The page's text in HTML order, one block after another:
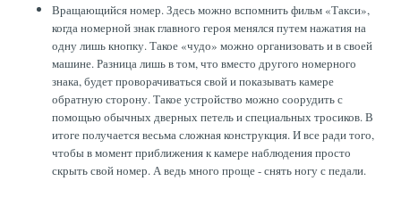
Вращающийся номер. Здесь можно вспомнить фильм «Такси»,
когда номерной знак главного героя менялся путем нажатия на
одну лишь кнопку. Такое «чудо» можно организовать и в своей
машине. Разница лишь в том, что вместо другого номерного
знака, будет проворачиваться свой и показывать камере
обратную сторону. Такое устройство можно соорудить с
помощью обычных дверных петель и специальных тросиков. В
итоге получается весьма сложная конструкция. И все ради того,
чтобы в момент приближения к камере наблюдения просто
скрыть свой номер. А ведь много проще - снять ногу с педали.